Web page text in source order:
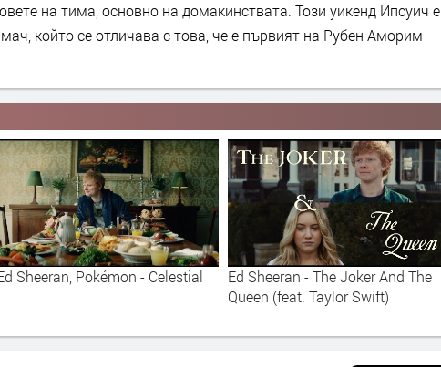
на тима, основно на домакинствата. Този уикенд Ипсуич е
който се отличава с това, че е първият на Рубен Аморим
Sheeran, Pokémon - Celestial
Ed Sheeran - The Joker And The
Queen (feat. Taylor Swift)